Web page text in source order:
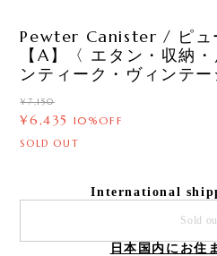
Pewter Canister / ピュ
【A】〈 エタン・収納
ンティーク・ヴィンテー
¥7,150
¥6,435 10%OFF
SOLD OUT
International
Sold
日本国内にお住